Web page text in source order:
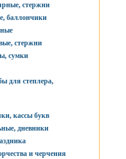
стержни
баллончики
стержни
сумки
для степлера,
кассы букв
дневники
и черчения